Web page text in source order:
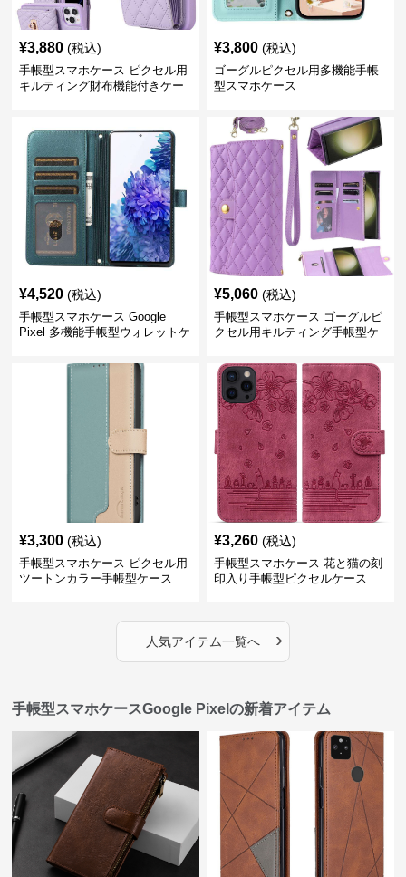
¥3,880 (税込)
手帳型スマホケース ピクセル用
キルティング財布機能付きケー
¥3,800 (税込)
ゴーグルピクセル用多機能手帳
型スマホケース
¥4,520 (税込)
手帳型スマホケース Google
Pixel 多機能手帳型ウォレットケ
¥5,060 (税込)
手帳型スマホケース ゴーグルピ
クセル用キルティング手帳型ケ
¥3,300 (税込)
手帳型スマホケース ピクセル用
ツートンカラー手帳型ケース
¥3,260 (税込)
手帳型スマホケース 花と猫の刻
印入り手帳型ピクセルケース
人気アイテム一覧へ ›
手帳型スマホケースGoogle Pixelの新着アイテム